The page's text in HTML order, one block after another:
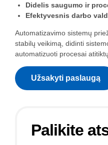
Didelis saugumo ir
Efektyvesnis darbo
Automatizavimo sistemų
stabilų veikimą, didinti
automatizuoti procesai
Užsakyti paslaugą
Palikite